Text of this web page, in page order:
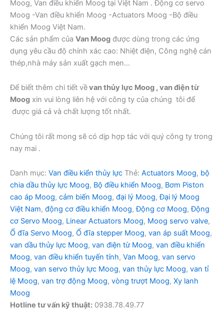
Moog, Van điều khiển Moog tại Việt Nam . Động cơ servo
Moog -Van điều khiển Moog -Actuators Moog -Bộ điều
khiển Moog Việt Nam.
Các sản phẩm của Van Moog được dùng trong các ứng
dụng yêu cầu độ chính xác cao: Nhiệt điện, Công nghệ cán
thép,nhà máy sản xuất gạch men…
Để biết thêm chi tiết vềvan thủy lực Moog , van điện từ
Moog xin vui lòng liên hệ với công ty của chúng tôi để
được giá cả và chất lượng tốt nhất.
Chúng tôi rất mong sẽ có dịp hợp tác với quý công ty trong
nay mai .
Danh mục: Van điều kiển thủy lực Thẻ: Actuators Moog, bộ
chia dầu thủy lực Moog, Bộ điều khiển Moog, Bơm Piston
cao áp Moog, cảm biến Moog, đại lý Moog,Đại lý Moog
Việt Nam, động cơ điều khiển Moog,Động cơ Moog,Động
cơ Servo Moog, Linear Actuators Moog, Moog servo valve,
Ổ đĩa Servo Moog, Ổ đĩa stepper Moog, van áp suất Moog,
van dầu thủy lực Moog, van điện từ Moog, van điều khiển
Moog, van điều khiển tuyến tính, Van Moog, van servo
Moog, van servo thủy lực Moog, van thủy lực Moog, van tỉ
lệ Moog, van trợ động Moog, vòng trượt Moog, Xy lanh
Moog
Hotline tư vấn kỹ thuật: 0938.78.49.77